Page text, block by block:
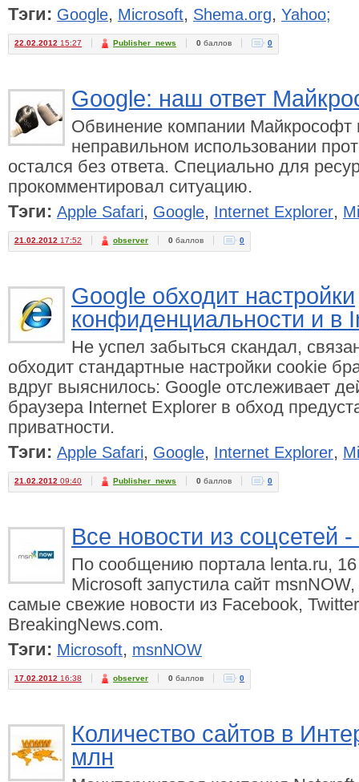
Тэги: Google, Microsoft, Shema.org, Yahoo;
22.02.2012 15:27 Publisher_news 0 баллов 0
Google: наш ответ
Обвинение компании
неправильном использовании
остался без ответа. Специально для
прокомментировал ситуацию.
Тэги: Apple Safari, Google, Internet Explorer,
21.02.2012 17:52 observer 0 баллов 0
Google обходит настройки
конфиденциальности и в
Не успел забыться скандал,
обходит стандартные настройки cookie
вдруг выяснилось: Google отслеживает
браузера Internet Explorer в обход
приватности.
Тэги: Apple Safari, Google, Internet Explorer,
21.02.2012 09:40 Publisher_news 0 баллов 0
Все новости из соцсетей
По сообщению портала lenta.ru,
Microsoft запустила сайт msnNOW,
самые свежие новости из Facebook,
BreakingNews.com.
Тэги: Microsoft, msnNOW
17.02.2012 16:38 observer 0 баллов 0
Количество сайтов в
млн